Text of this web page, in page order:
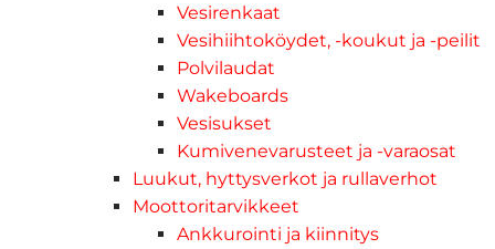
Vesirenkaat
Vesihiihtoköydet, -koukut ja -peilit
Polvilaudat
Wakeboards
Vesisukset
Kumivenevarusteet ja -varaosat
Luukut, hyttysverkot ja rullaverhot
Moottoritarvikkeet
Ankkurointi ja kiinnitys